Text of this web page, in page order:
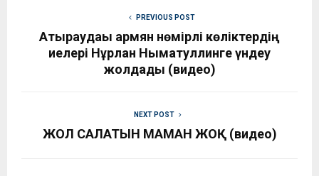
PREVIOUS POST
Атыраудағы армян нөмірлі көліктердің
иелері Нұрлан Нығматуллинге үндеу
жолдады (видео)
NEXT POST
ЖОЛ САЛАТЫН МАМАН ЖОҚ (видео)